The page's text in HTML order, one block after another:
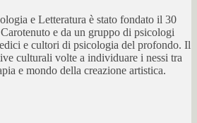
e Letteratura è stato fondato il 30
e da un gruppo di psicologi
e cultori di psicologia del profondo. Il
culturali volte a individuare i nessi tra
e mondo della creazione artistica.